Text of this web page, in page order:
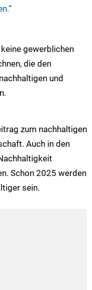
gewerblichen
die den
und
zum nachhaltigen
Auch in den
Schon 2025 werden
sein.